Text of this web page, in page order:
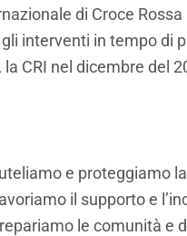
di Croce
interventi in tempo di
CRI nel dicembre del
e proteggiamo
il supporto e
le comunità e